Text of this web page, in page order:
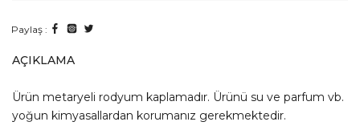
Paylaş :
AÇIKLAMA
Ürün metaryeli rodyum kaplamadır. Ürünü su ve parfum vb.
yoğun kimyasallardan korumanız gerekmektedir.